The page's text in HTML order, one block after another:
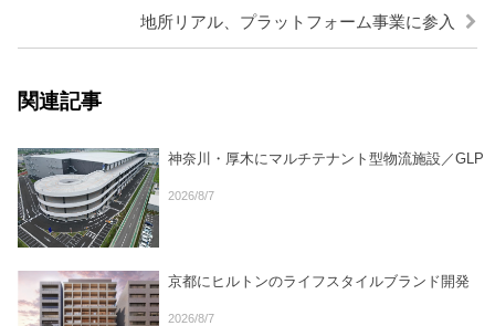
地所リアル、プラットフォーム事業に参入
関連記事
神奈川・厚木にマルチテナント型物流施設／GLP
2026/8/7
京都にヒルトンのライフスタイルブランド開発
2026/8/7